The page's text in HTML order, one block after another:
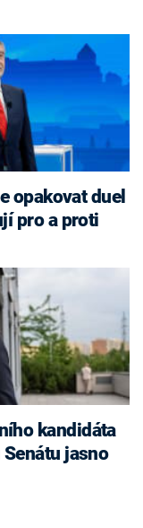
pro a proti
kandidáta
jasno